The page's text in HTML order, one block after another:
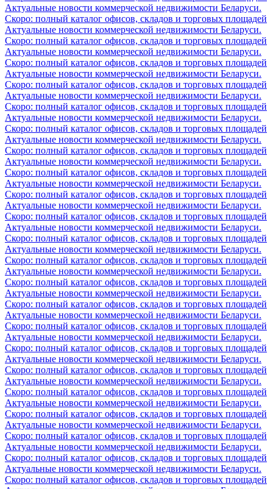
Актуальные новости коммерческой недвижимости Беларуси.
Скоро: полный каталог офисов, складов и торговых площадей
Актуальные новости коммерческой недвижимости Беларуси.
Скоро: полный каталог офисов, складов и торговых площадей
Актуальные новости коммерческой недвижимости Беларуси.
Скоро: полный каталог офисов, складов и торговых площадей
Актуальные новости коммерческой недвижимости Беларуси.
Скоро: полный каталог офисов, складов и торговых площадей
Актуальные новости коммерческой недвижимости Беларуси.
Скоро: полный каталог офисов, складов и торговых площадей
Актуальные новости коммерческой недвижимости Беларуси.
Скоро: полный каталог офисов, складов и торговых площадей
Актуальные новости коммерческой недвижимости Беларуси.
Скоро: полный каталог офисов, складов и торговых площадей
Актуальные новости коммерческой недвижимости Беларуси.
Скоро: полный каталог офисов, складов и торговых площадей
Актуальные новости коммерческой недвижимости Беларуси.
Скоро: полный каталог офисов, складов и торговых площадей
Актуальные новости коммерческой недвижимости Беларуси.
Скоро: полный каталог офисов, складов и торговых площадей
Актуальные новости коммерческой недвижимости Беларуси.
Скоро: полный каталог офисов, складов и торговых площадей
Актуальные новости коммерческой недвижимости Беларуси.
Скоро: полный каталог офисов, складов и торговых площадей
Актуальные новости коммерческой недвижимости Беларуси.
Скоро: полный каталог офисов, складов и торговых площадей
Актуальные новости коммерческой недвижимости Беларуси.
Скоро: полный каталог офисов, складов и торговых площадей
Актуальные новости коммерческой недвижимости Беларуси.
Скоро: полный каталог офисов, складов и торговых площадей
Актуальные новости коммерческой недвижимости Беларуси.
Скоро: полный каталог офисов, складов и торговых площадей
Актуальные новости коммерческой недвижимости Беларуси.
Скоро: полный каталог офисов, складов и торговых площадей
Актуальные новости коммерческой недвижимости Беларуси.
Скоро: полный каталог офисов, складов и торговых площадей
Актуальные новости коммерческой недвижимости Беларуси.
Скоро: полный каталог офисов, складов и торговых площадей
Актуальные новости коммерческой недвижимости Беларуси.
Скоро: полный каталог офисов, складов и торговых площадей
Актуальные новости коммерческой недвижимости Беларуси.
Скоро: полный каталог офисов, складов и торговых площадей
Актуальные новости коммерческой недвижимости Беларуси.
Скоро: полный каталог офисов, складов и торговых площадей